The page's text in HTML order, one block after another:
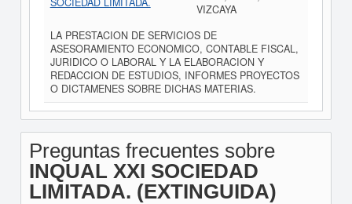
VIZCAYA
LA PRESTACION DE SERVICIOS DE
ASESORAMIENTO ECONOMICO, CONTABLE FISCAL,
JURIDICO O LABORAL Y LA ELABORACION Y
REDACCION DE ESTUDIOS, INFORMES PROYECTOS
O DICTAMENES SOBRE DICHAS MATERIAS.
Preguntas frecuentes sobre
INQUAL XXI SOCIEDAD
LIMITADA. (EXTINGUIDA)